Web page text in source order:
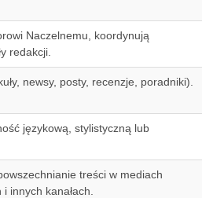
Naczelnemu, koordynują
redakcji.
newsy, posty, recenzje, poradniki).
językową, stylistyczną lub
treści w mediach
innych kanałach.